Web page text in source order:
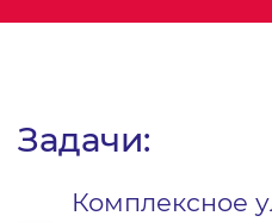
Задачи:
Комплексное